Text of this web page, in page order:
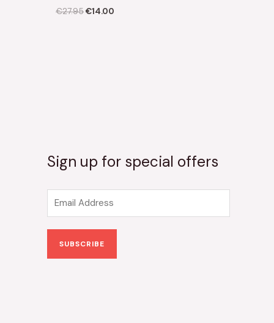
€27.95€14.00
Sign up for special offers
m
a
SUBSCRIBE